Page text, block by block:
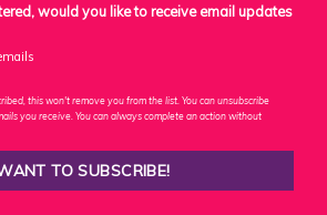
would you like to receive email updates
this won't remove you from the list. You can unsubscribe
you receive. You can always complete an action without